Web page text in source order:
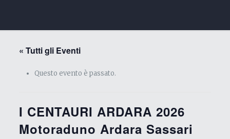
« Tutti gli Eventi
Questo evento è passato.
I CENTAURI ARDARA 2026
Motoraduno Ardara Sassari